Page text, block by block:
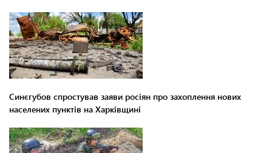
Синєгубов спростував заяви росіян про захоплення нових
населених пунктів на Харківщині